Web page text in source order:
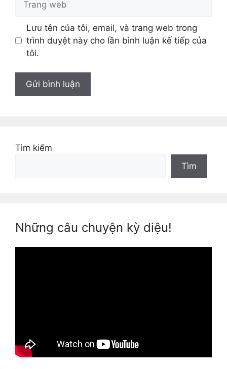
web
Lưu tên của tôi, email, và trang web trong
trình duyệt này cho lần bình luận kế tiếp của
tôi.
Tìm kiếm
Tìm
Những câu chuyện kỳ diệu!